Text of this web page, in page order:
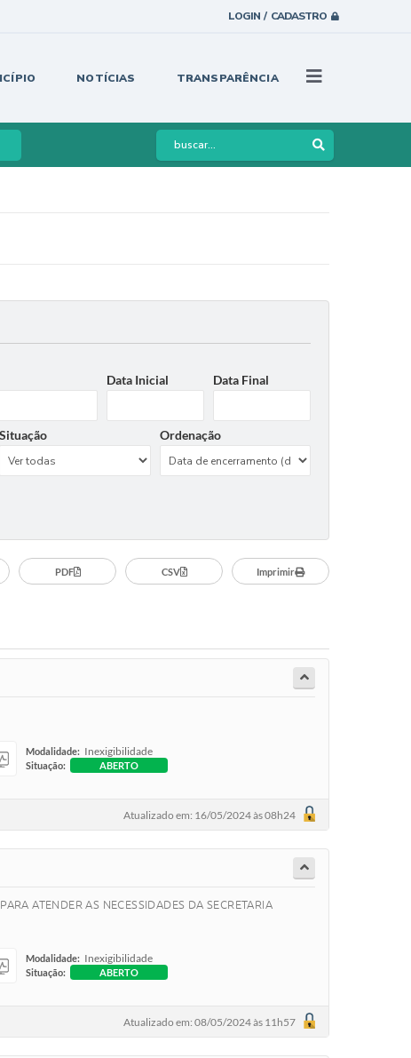
LOGIN / CADASTRO
NOTÍCIAS TRANSPARÊNCIA
Data Inicial Data Final
Situação Ordenação
PDF CSV Imprimir
Modalidade: Inexigibilidade
Situação: ABERTO
Atualizado em: 16/05/2024 às 08h24
ATENDER AS NECESSIDADES DA SECRETARIA
Modalidade: Inexigibilidade
Situação: ABERTO
Atualizado em: 08/05/2024 às 11h57